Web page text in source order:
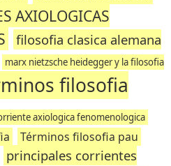
AXIOLOGICAS
filosofia clasica alemana
marx nietzsche heidegger y la filosofia
filosofia
axiologica fenomenologica
Términos filosofia pau
principales corrientes